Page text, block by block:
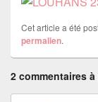
Cet article a été
permalien.
2 commentaires